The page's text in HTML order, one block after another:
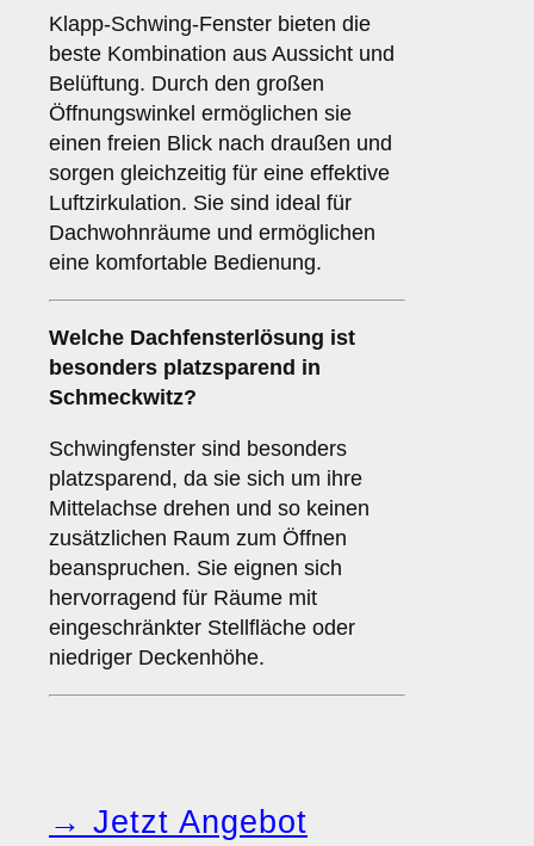
Klapp-Schwing-Fenster bieten die
beste Kombination aus Aussicht und
Belüftung. Durch den großen
Öffnungswinkel ermöglichen sie
einen freien Blick nach draußen und
sorgen gleichzeitig für eine effektive
Luftzirkulation. Sie sind ideal für
Dachwohnräume und ermöglichen
eine komfortable Bedienung.
Welche Dachfensterlösung ist
besonders platzsparend in
Schmeckwitz?
Schwingfenster sind besonders
platzsparend, da sie sich um ihre
Mittelachse drehen und so keinen
zusätzlichen Raum zum Öffnen
beanspruchen. Sie eignen sich
hervorragend für Räume mit
eingeschränkter Stellfläche oder
niedriger Deckenhöhe.
→ Jetzt Angebot